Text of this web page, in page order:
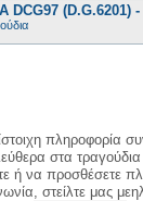
(D.G.6201) -
πληροφορία
στα
να προσθέσετε
στείλτε μας